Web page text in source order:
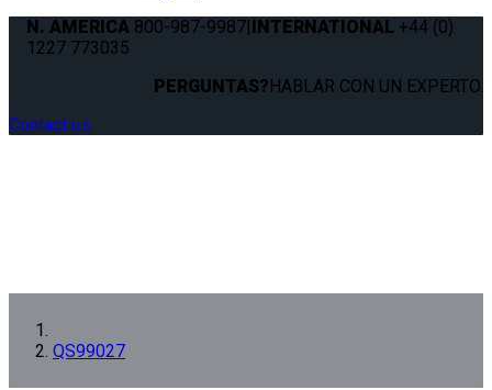
N. AMERICA 800-987-9987|INTERNATIONAL +44 (0)
1227 773035
PERGUNTAS?HABLAR CON UN EXPERTO.
Contact us
QS99027